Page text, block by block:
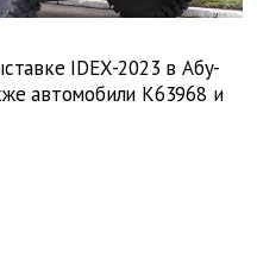
IDEX-2023 в Абу-
автомобили К63968 и